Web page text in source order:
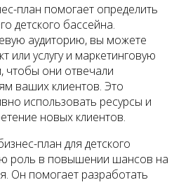
план помогает определить
детского бассейна.
аудиторию, вы можете
или услугу и маркетинговую
чтобы они отвечали
ваших клиентов. Это
использовать ресурсы и
новых клиентов.
план для детского
роль в повышении шансов на
Он помогает разработать